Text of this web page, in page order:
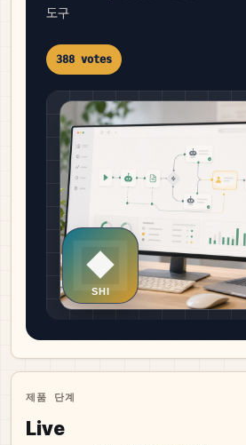
도구
388 votes
제품 단계
Live